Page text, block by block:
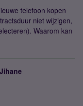
telefoon kopen
niet wijzigen,
Waarom kan
Jihane